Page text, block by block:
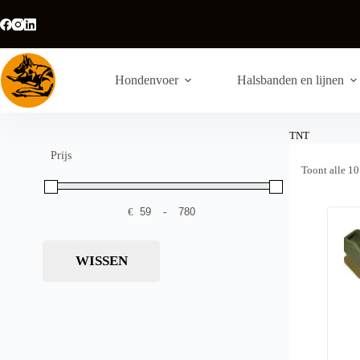
naar
de
inhoud
Hondenvoer Halsbanden en lijnen
Prijs
€ Minimale prijs
- Maximale prijs
WISSEN
TNT
Toont alle